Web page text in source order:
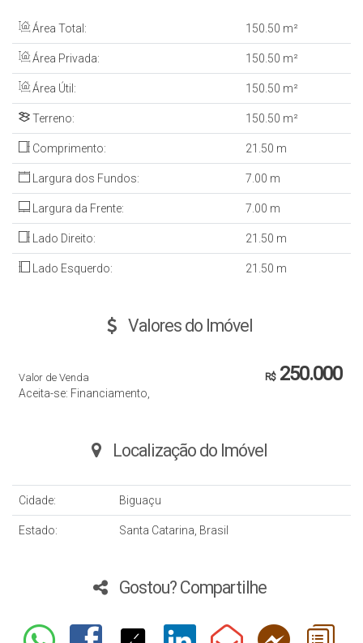
Área Total: 150.50 m²
Área Privada: 150.50 m²
Área Útil: 150.50 m²
Terreno: 150.50 m²
Comprimento: 21 .50 m
Largura dos Fundos: 7.00 m
Largura da Frente: 7.00 m
Lado Direito: 21 .50 m
Lado Esquerdo: 21 .50 m
Valores do Imóvel
R$250.000
Valor de Venda
Aceita-se: Financiamento,
Localização do Imóvel
Cidade: Biguaçu
Estado: Santa Catarina, Brasil
Gostou? Compartilhe